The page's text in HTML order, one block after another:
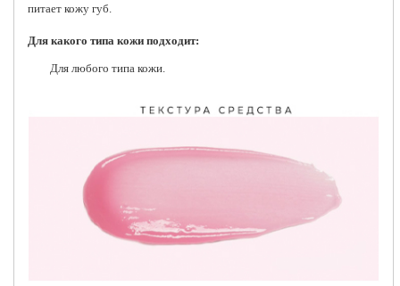
питает кожу губ.
Для какого типа кожи подходит:
Для любого типа кожи.